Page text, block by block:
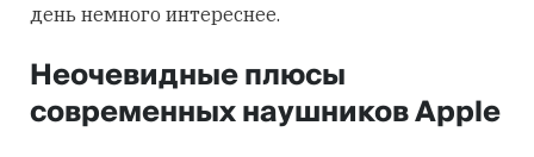
день немного интереснее.
Неочевидные плюсы
современных наушников Apple